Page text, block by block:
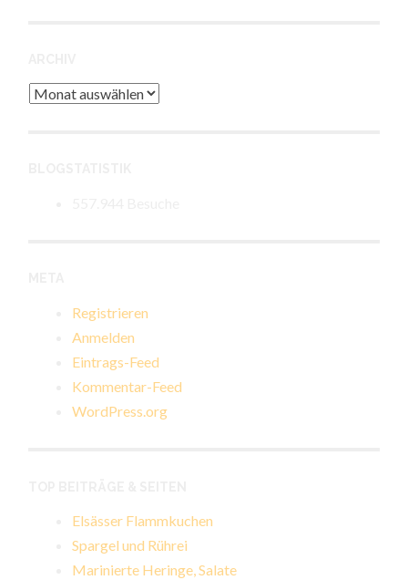
Archiv
Registrieren
Anmelden
Eintrags-Feed
Kommentar-Feed
WordPress.org
Elsässer Flammkuchen
Spargel und Rührei
Marinierte Heringe, Salate